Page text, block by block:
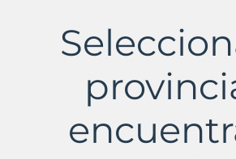
Murbalands